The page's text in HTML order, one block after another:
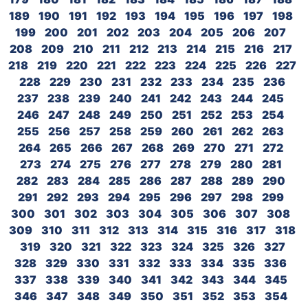
189
190 191 192 193 194 195 196 197
198
199
200 201 202 203 204 205 206
207
208
209 210 211 212 213 214 215 216
217
218
219 220 221 222 223 224 225 226
227
228
229 230 231 232 233 234 235
236
237
238 239 240 241 242 243 244
245
246
247 248 249 250 251 252 253
254
255
256 257 258 259 260 261 262
263
264
265 266 267 268 269 270 271
272
273
274 275 276 277 278 279 280
281
282
283 284 285 286 287 288 289
290
291
292 293 294 295 296 297 298
299
300
301 302 303 304 305 306 307
308
309
310 311 312 313 314 315 316 317
318
319
320 321 322 323 324 325 326
327
328
329 330 331 332 333 334 335
336
337
338 339 340 341 342 343 344
345
346
347 348 349 350 351 352 353
354